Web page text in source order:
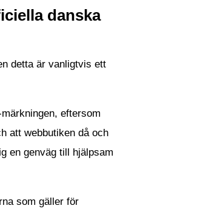
danska
detta är vanligtvis ett
eftersom
att webbutiken då och
en genväg till hjälpsam
som gäller för